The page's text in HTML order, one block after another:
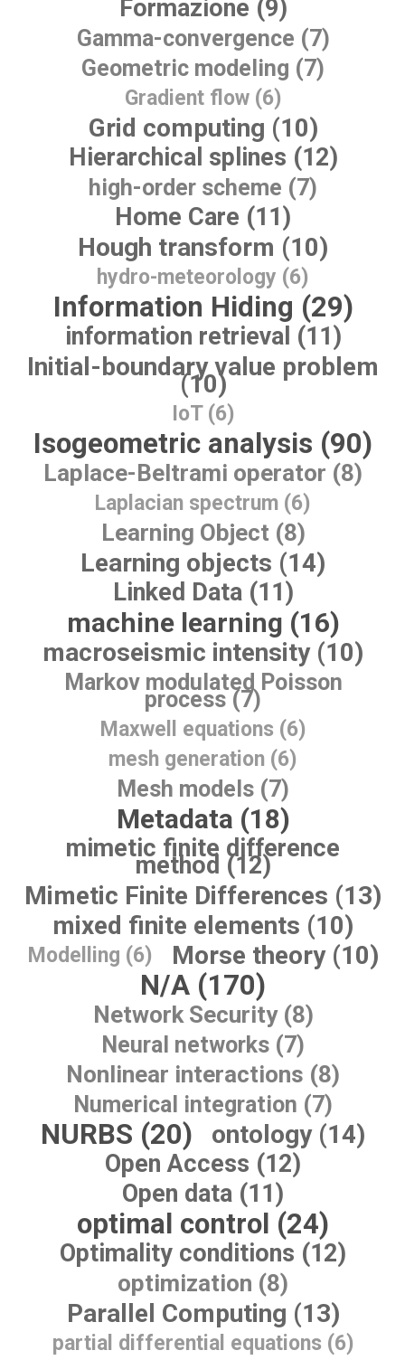
Formazione (9)
Gamma-convergence (7)
Geometric modeling (7)
Gradient flow (6)
Grid computing (10)
Hierarchical splines (12)
high-order scheme (7)
Home Care (11)
Hough transform (10)
hydro-meteorology (6)
Information Hiding (29)
information retrieval (11)
Initial-boundary value problem
(10)
IoT (6)
Isogeometric analysis (90)
Laplace-Beltrami operator (8)
Laplacian spectrum (6)
Learning Object (8)
Learning objects (14)
Linked Data (11)
machine learning (16)
macroseismic intensity (10)
Markov modulated Poisson
process (7)
Maxwell equations (6)
mesh generation (6)
Mesh models (7)
Metadata (18)
mimetic finite difference
method (12)
Mimetic Finite Differences (13)
mixed finite elements (10)
Modelling (6) Morse theory (10)
N/A (170)
Network Security (8)
Neural networks (7)
Nonlinear interactions (8)
Numerical integration (7)
NURBS (20) ontology (14)
Open Access (12)
Open data (11)
optimal control (24)
Optimality conditions (12)
optimization (8)
Parallel Computing (13)
partial differential equations (6)